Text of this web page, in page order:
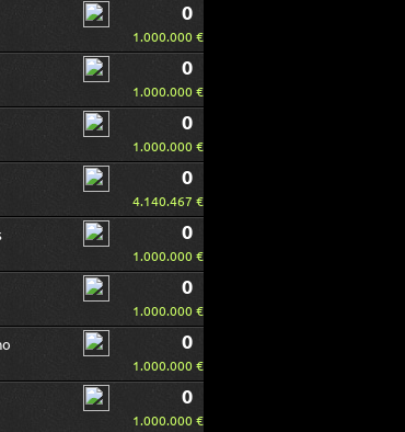
0
1.000.000 €
0
1.000.000 €
0
1.000.000 €
0
4.140.467 €
0
1.000.000 €
0
1.000.000 €
0
1.000.000 €
0
1.000.000 €